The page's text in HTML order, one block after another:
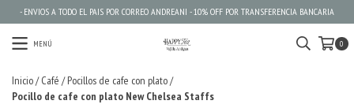
- ENVIOS A TODO EL PAIS POR CORREO ANDREANI - 10% OFF POR TRANSFERENCIA BANCARIA
MENÚ 0
Inicio/ Café / Pocillos de cafe con plato/
Pocillo de cafe con plato New Chelsea Staffs